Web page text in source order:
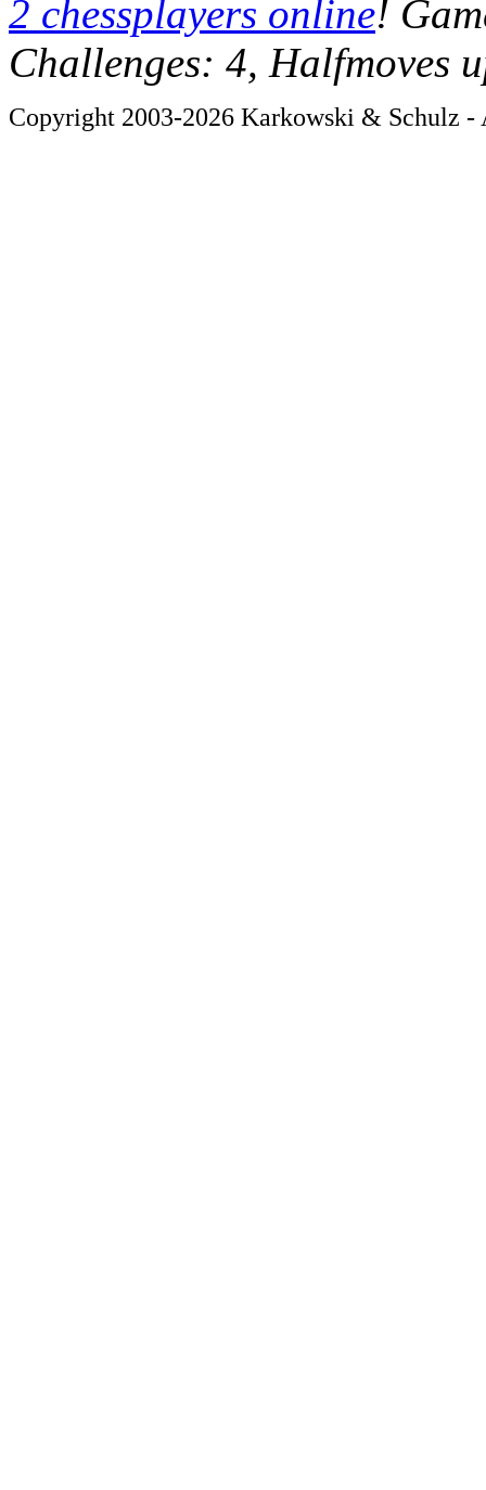
2 chessplayers online!
Challenges: 4, Halfmoves
Copyright 2003-2026 Karkowski & Schulz